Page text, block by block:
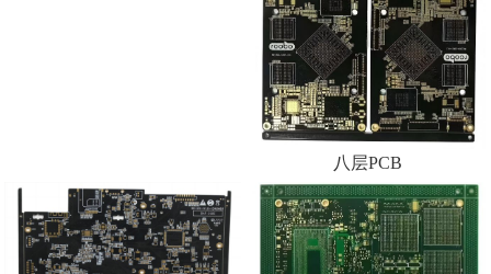
八层PCB